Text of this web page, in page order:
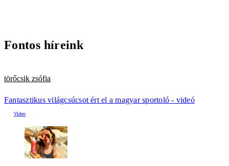
Fontos híreink
törőcsik zsófia
Fantasztikus világcsúcsot ért el a magyar sportoló - videó